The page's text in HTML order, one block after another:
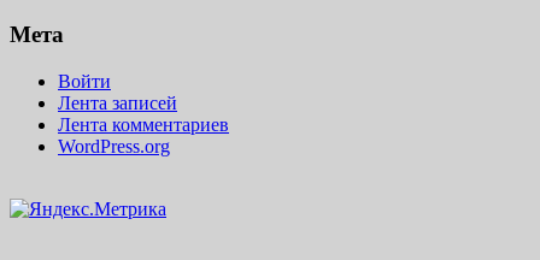
Мета
Войти
Лента записей
Лента комментариев
WordPress.org